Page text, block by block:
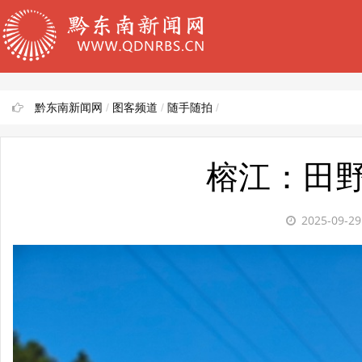
黔东南新闻网 / 图客频道 / 随手随拍 /
榕江：田
2025-09-